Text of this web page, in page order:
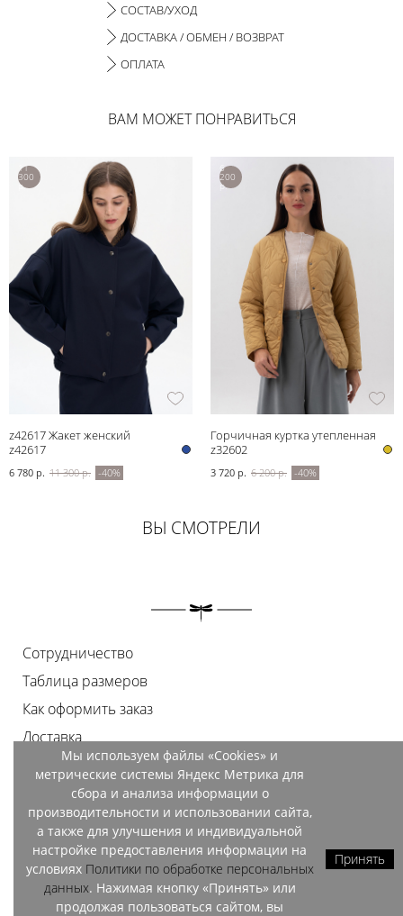
СОСТАВ/УХОД
ДОСТАВКА / ОБМЕН / ВОЗВРАТ
ОПЛАТА
ВАМ МОЖЕТ ПОНРАВИТЬСЯ
11
300
р.
z42617 Жакет женский
z42617
6 780 р. 11 300 р. -40%
6
200
р.
Горчичная куртка утепленная
z32602
3 720 р. 6 200 р. -40%
ВЫ СМОТРЕЛИ
Сотрудничество
Таблица размеров
Как оформить заказ
Доставка
Оплата
Возврат
Документы
Контакты
Магазины
Мы используем файлы «Cookies» и
метрические системы Яндекс Метрика для
сбора и анализа информации о
производительности и использовании сайта,
а также для улучшения и индивидуальной
настройке предоставления информации на
условиях Политики по обработке персональных
данных. Нажимая кнопку «Принять» или
продолжая пользоваться сайтом, вы
Принять